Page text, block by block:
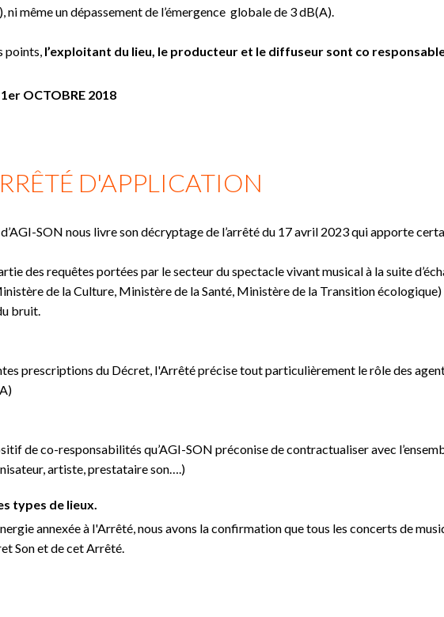
ni même un dépassement de l’émergence globale de 3 dB(A).
points, l’exploitant du lieu, le producteur et le diffuseur sont co
OCTOBRE 2018
D'APPLICATION
SON nous livre son décryptage de l’arrêté du 17 avril 2023 qui apporte
des requêtes portées par le secteur du spectacle vivant musical à la suite
de la Culture, Ministère de la Santé, Ministère de la Transition
bruit.
prescriptions du Décret, l'Arrêté précise tout particulièrement le rôle des
de co-responsabilités qu’AGI-SON préconise de contractualiser avec
artiste, prestataire son….)
types de lieux.
annexée à l'Arrêté, nous avons la confirmation que tous les concerts de
Son et de cet Arrêté.